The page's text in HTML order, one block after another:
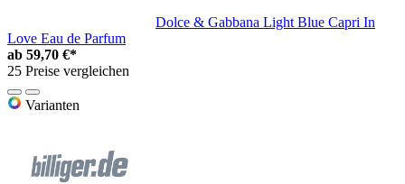
Dolce & Gabbana Light Blue Capri In
Love Eau de Parfum
ab 59,70 €*
25 Preise vergleichen
Varianten